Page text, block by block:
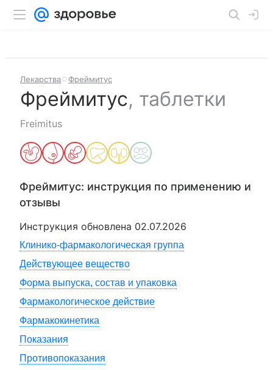
Лекарства Фреймитус
Фреймитус, таблетки
Freimitus
Фреймитус: инструкция по применению и
отзывы
Инструкция обновлена 02.07.2026
Клинико-фармакологическая группа
Действующее вещество
Форма выпуска, состав и упаковка
Фармакологическое действие
Фармакокинетика
Показания
Противопоказания